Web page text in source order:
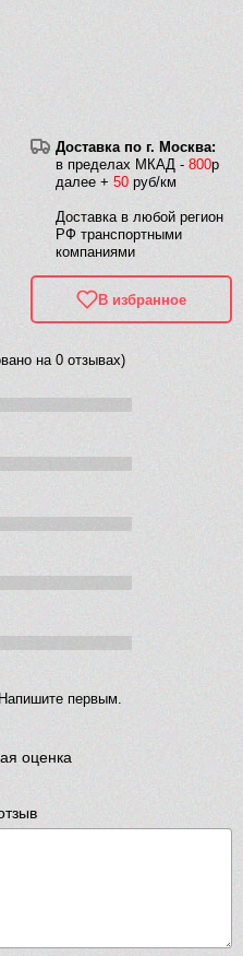
Доставка по г. Москва:
в пределах МКАД - 800р
далее + 50 руб/км
Доставка в любой регион
РФ транспортными
компаниями
В избранное
на 0 отзывах)
первым.
оценка